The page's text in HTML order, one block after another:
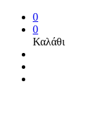
0
0
Καλάθι